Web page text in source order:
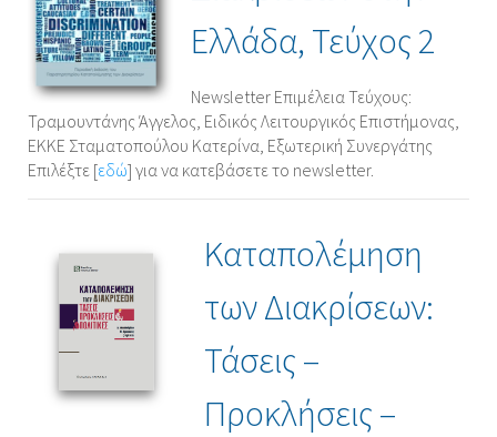
Ελλάδα, Τεύχος 2
Newsletter Επιμέλεια Τεύχους:
Τραμουντάνης Άγγελος, Ειδικός Λειτουργικός Επιστήμονας,
ΕΚΚΕ Σταματοπούλου Κατερίνα, Εξωτερική Συνεργάτης
Επιλέξτε [εδώ] για να κατεβάσετε το newsletter.
Καταπολέμηση
των Διακρίσεων:
Τάσεις –
Προκλήσεις –